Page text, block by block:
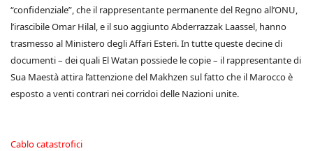
“confidenziale”, che il rappresentante permanente del Regno all’ONU,
l’irascibile Omar Hilal, e il suo aggiunto Abderrazzak Laassel, hanno
trasmesso al Ministero degli Affari Esteri. In tutte queste decine di
documenti – dei quali El Watan possiede le copie – il rappresentante di
Sua Maestà attira l’attenzione del Makhzen sul fatto che il Marocco è
esposto a venti contrari nei corridoi delle Nazioni unite.
Cablo catastrofici